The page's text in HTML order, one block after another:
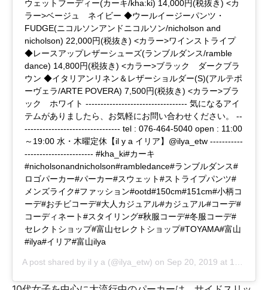
ウェットフーディー(カーキ/kha:ki) 14,000円(税抜き) <カ
ラー>ベージュ ネイビー ◆ウールイージーパンツ・
FUDGE(ニコルソンアンドニコルソン/nicholson and
nicholson) 22,000円(税抜き) <カラー>ワインストライプ
◆レースアップレザーシューズ(ランブルダンス/ramble
dance) 14,800円(税抜き) <カラー>ブラック ダークブラ
ウン ◆イタリアンリネン＆レザーショルダー(S)(アルテポ
ーヴェラ/ARTE POVERA) 7,500円(税抜き) <カラー>ブラ
ック ホワイト ---------------------------------- 気になるアイ
テムがありましたら、お気軽にお問い合わせください。 --
-------------------------------- tel : 076-464-5040 open : 11:00
～19:00 水・木曜定休【il y a イリア】@ilya_etw -----------
----------------------- #kha_ki#カーキ
#nicholsonandnicholson#rambledance#ランブルダンス#
ロゴパーカー#パーカー#スウェット#ストライプパンツ#
メンズライク#ファッション#ootd#150cm#151cm#小柄コ
ーデ#おチビコーデ#大人カジュアル#カジュアル#コーデ#
コーディネート#スタイリング#秋服コーデ#冬服コーデ#
セレクトショップ#富山セレクトショップ#TOYAMA#富山
#ilya#イリア#富山ilya
A post shared by il y a (@ilya_etw) on Sep 20, 2019 at 10:00pm PDT